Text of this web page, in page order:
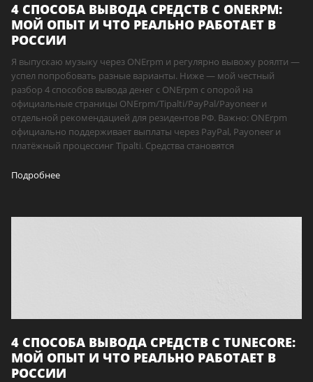
4 СПОСОБА ВЫВОДА СРЕДСТВ С ONERPM:
МОЙ ОПЫТ И ЧТО РЕАЛЬНО РАБОТАЕТ В
РОССИИ
Я выпускаю музыку через ONErpm и регулярно вывожу роялти —
успел попробовать разные варианты. Ниже — мой честный
разбор 4 способов вывода денег с ONErpm с опорой на
официальные страницы ONErpm/Tipalti/PayPal/Payoneer и
отдельной рекомендацией для резидентов РФ. Важно: ONErpm
официально поддерживает выплаты через PayPal, Payoneer и
платёжный процессинг Tipalti. Средства становятся
Подробнее
4 СПОСОБА ВЫВОДА СРЕДСТВ С TUNECORE:
МОЙ ОПЫТ И ЧТО РЕАЛЬНО РАБОТАЕТ В
РОССИИ